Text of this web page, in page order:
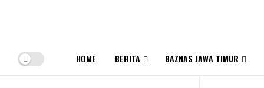
HOME BERITA BAZNAS JAWA TIMUR